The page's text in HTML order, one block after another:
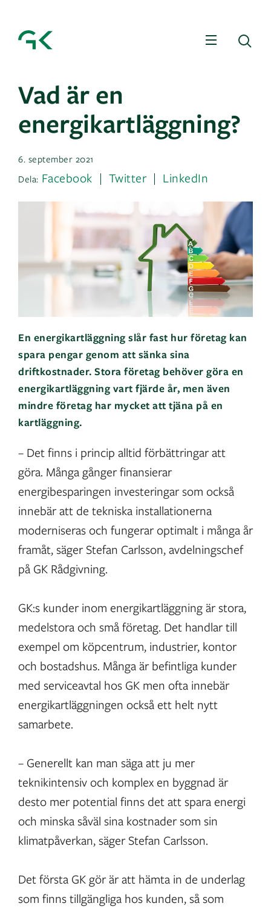
Meny
Vad är en
energikartläggning?
6. september 2021
Dela: Facebook Twitter LinkedIn
En energikartläggning slår fast hur företag kan
spara pengar genom att sänka sina
driftkostnader. Stora företag behöver göra en
energikartläggning vart fjärde år, men även
mindre företag har mycket att tjäna på en
kartläggning.
– Det finns i princip alltid förbättringar att
göra. Många gånger finansierar
energibesparingen investeringar som också
innebär att de tekniska installationerna
moderniseras och fungerar optimalt i många år
framåt, säger Stefan Carlsson, avdelningschef
på GK Rådgivning.
GK:s kunder inom energikartläggning är stora,
medelstora och små företag. Det handlar till
exempel om köpcentrum, industrier, kontor
och bostadshus. Många är befintliga kunder
med serviceavtal hos GK men ofta innebär
energikartläggningen också ett helt nytt
samarbete.
– Generellt kan man säga att ju mer
teknikintensiv och komplex en byggnad är
desto mer potential finns det att spara energi
och minska såväl sina kostnader som sin
klimatpåverkan, säger Stefan Carlsson.
Det första GK gör är att hämta in de underlag
som finns tillgängliga hos kunden, så som